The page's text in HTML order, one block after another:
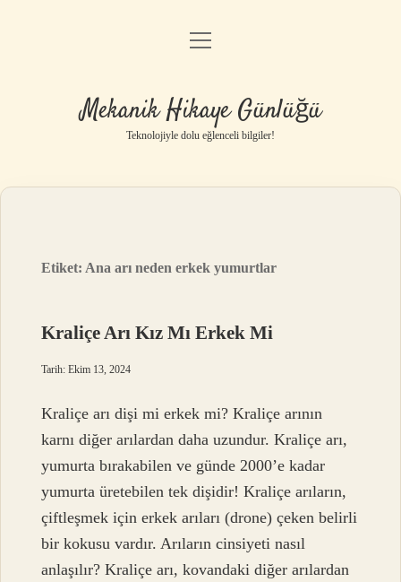
Anasayfa
Yasal Uyarı
menüyü
Mekanik Hikaye Günlüğü
Teknolojiyle dolu eğlenceli bilgiler!
Etiket: Ana arı neden erkek yumurtlar
Kraliçe Arı Kız Mı Erkek Mi
Tarih: Ekim 13, 2024
Kraliçe arı dişi mi erkek mi? Kraliçe arının
karnı diğer arılardan daha uzundur. Kraliçe arı,
yumurta bırakabilen ve günde 2000’e kadar
yumurta üretebilen tek dişidir! Kraliçe arıların,
çiftleşmek için erkek arıları (drone) çeken belirli
bir kokusu vardır. Arıların cinsiyeti nasıl
anlaşılır? Kraliçe arı, kovandaki diğer arılardan